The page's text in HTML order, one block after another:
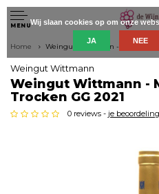
MENU
Home Weingut Wittmann - Morstein
Weingut Wittmann
Weingut Wittmann -
Trocken GG 2021
0 reviews - je
Wij slaan cookies op om onze
JA NEE